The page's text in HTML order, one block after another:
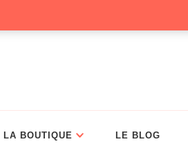
LA BOUTIQUE LE BLOG